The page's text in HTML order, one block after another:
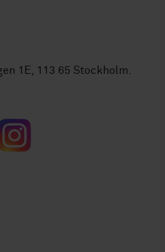
1E, 113 65 Stockholm.